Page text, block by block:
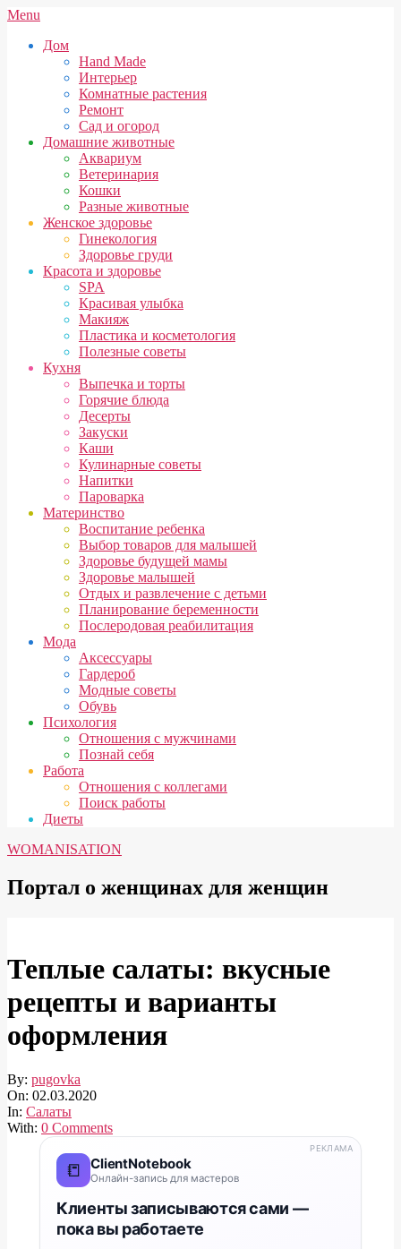
Skip
content
Secondary
Menu
Menu
Дом
Hand Made
Интерьер
Комнатные растения
Ремонт
Сад и огород
Домашние животные
Аквариум
Ветеринария
Кошки
Разные животные
Женское здоровье
Гинекология
Здоровье груди
Красота и здоровье
SPA
Красивая улыбка
Макияж
Пластика и косметология
Полезные советы
Кухня
Выпечка и торты
Горячие блюда
Десерты
Закуски
Каши
Кулинарные советы
Напитки
Пароварка
Материнство
Воспитание ребенка
Выбор товаров для малышей
Здоровье будущей мамы
Здоровье малышей
Отдых и развлечение с детьми
Планирование беременности
Послеродовая реабилитация
Мода
Аксессуары
Гардероб
Модные советы
Обувь
Психология
Отношения с мужчинами
Познай себя
Работа
Отношения с коллегами
Поиск работы
Диеты
WOMANISATION
Портал о женщинах для женщин
Теплые салаты: вкусные
рецепты и варианты
оформления
By: pugovka
On: 02.03.2020
In: Салаты
With: 0 Comments
📒 ClientNotebook
Онлайн-запись для мастеров
Клиенты записываются сами —
пока вы работаете
РЕКЛАМА